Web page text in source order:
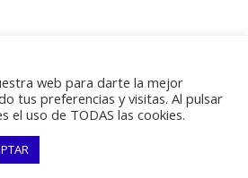
web para darte la mejor
tus preferencias y visitas. Al pulsar
el uso de TODAS las cookies.